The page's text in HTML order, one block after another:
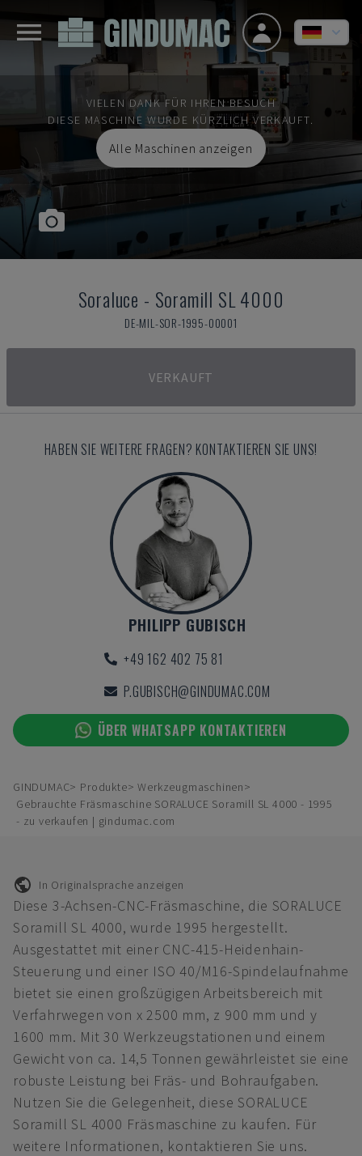
VIELEN DANK FÜR IHREN BESUCH
DIESE MASCHINE WURDE KÜRZLICH VERKAUFT.
Alle Maschinen anzeigen
Soraluce - Soramill SL 4000
DE-MIL-SOR-1995-00001
VERKAUFT
HABEN SIE WEITERE FRAGEN? KONTAKTIEREN SIE UNS!
PHILIPP GUBISCH
+49 162 402 75 81
P.GUBISCH@GINDUMAC.COM
ÜBER WHATSAPP KONTAKTIEREN
GINDUMAC Produkte
Werkzeugmaschinen
Gebrauchte Fräsmaschine SORALUCE Soramill SL 4000 - 1995
- zu verkaufen | gindumac.com
In Originalsprache anzeigen
Diese 3-Achsen-CNC-Fräsmaschine, die SORALUCE
Soramill SL 4000, wurde 1995 hergestellt.
Ausgestattet mit einer CNC-415-Heidenhain-
Steuerung und einer ISO 40/M16-Spindelaufnahme
bietet sie einen großzügigen Arbeitsbereich mit
Verfahrwegen von x 2500 mm, z 900 mm und y
1600 mm. Mit 30 Werkzeugstationen und einem
Gewicht von ca. 14,5 Tonnen gewährleistet sie eine
robuste Leistung bei Fräs- und Bohraufgaben.
Nutzen Sie die Gelegenheit, diese SORALUCE
Soramill SL 4000 Fräsmaschine zu kaufen. Für
weitere Informationen, kontaktieren Sie uns.